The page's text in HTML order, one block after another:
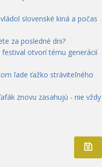
slovenské kiná a počas
za posledné dni?
festival otvorí tému generácií
ľade ťažko stráviteľného
znovu zasahujú - nie vždy